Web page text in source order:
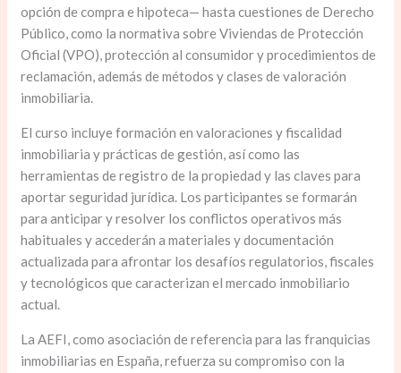
opción de compra e hipoteca— hasta cuestiones de Derecho
Público, como la normativa sobre Viviendas de Protección
Oficial (VPO), protección al consumidor y procedimientos de
reclamación, además de métodos y clases de valoración
inmobiliaria.
El curso incluye formación en valoraciones y fiscalidad
inmobiliaria y prácticas de gestión, así como las
herramientas de registro de la propiedad y las claves para
aportar seguridad jurídica. Los participantes se formarán
para anticipar y resolver los conflictos operativos más
habituales y accederán a materiales y documentación
actualizada para afrontar los desafíos regulatorios, fiscales
y tecnológicos que caracterizan el mercado inmobiliario
actual.
La AEFI, como asociación de referencia para las franquicias
inmobiliarias en España, refuerza su compromiso con la